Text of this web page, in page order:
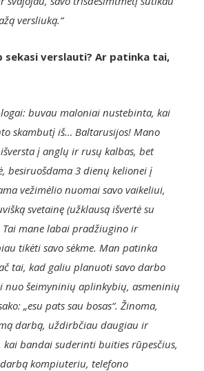
versliuką.“
sekasi verslauti? Ar patinka tai,
buvau maloniai nustebinta, kai
skambutį iš… Baltarusijos! Mano
į anglų ir rusų kalbas, bet
besiruošdama 3 dienų kelionei į
vežimėlio nuomai savo vaikeliui,
svetainę (užklausą išvertė su
Tai mane labai pradžiugino ir
tikėti savo sėkme. Man patinka
tai, kad galiu planuoti savo darbo
nuo šeimyninių aplinkybių, asmeninių
„esu pats sau bosas“. Žinoma,
darbą, uždirbčiau daugiau ir
kai bandai suderinti buities rūpesčius,
kompiuteriu, telefono